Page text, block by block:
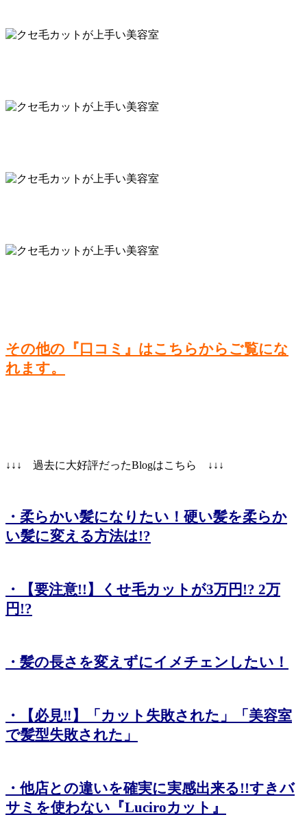
その他の『口コミ』はこちらからご覧にな
れます。
↓↓↓ 過去に大好評だったBlogはこちら ↓↓↓
・柔らかい髪になりたい！硬い髪を柔らか
い髪に変える方法は!?
・【要注意!!】くせ毛カットが3万円!? 2万
円!?
・髪の長さを変えずにイメチェンしたい！
・【必見‼】「カット失敗された」「美容室
で髪型失敗された」
・他店との違いを確実に実感出来る!!すきバ
サミを使わない『Luciroカット』